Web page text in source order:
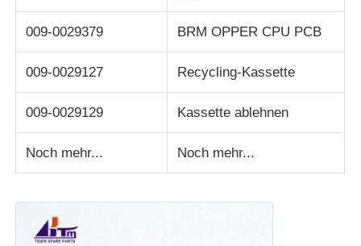
009-0029379 BRM OPPER CPU PCB
009-0029127 Recycling-Kassette
009-0029129 Kassette ablehnen
Noch mehr... Noch mehr...